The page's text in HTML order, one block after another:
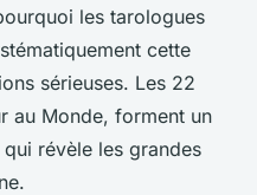
les tarologues
cette
sérieuses. Les 22
au Monde, forment un
révèle les grandes